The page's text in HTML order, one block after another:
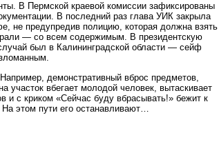
В Пермской краевой комиссии зафиксированы
В последний раз глава УИК закрыла
не предупредив полицию, которая должна взять
— со всем содержимым. В президентскую
был в Калининградской области — сейф
демонстративный вброс предметов,
участок вбегает молодой человек, вытаскивает
и с криком «Сейчас буду вбрасывать!» бежит к
этом пути его останавливают…